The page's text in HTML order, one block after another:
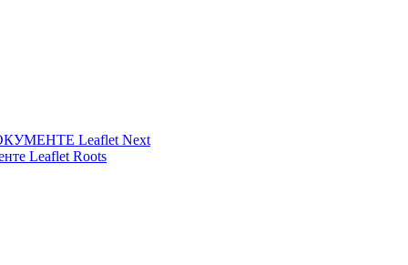
Leaflet Next
Leaflet Roots